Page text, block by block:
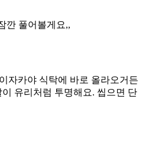
깐 풀어볼게요,,
자카야 식탁에 바로 올라오거든
유리처럼 투명해요. 씹으면 단